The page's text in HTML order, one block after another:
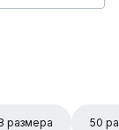
размера 50